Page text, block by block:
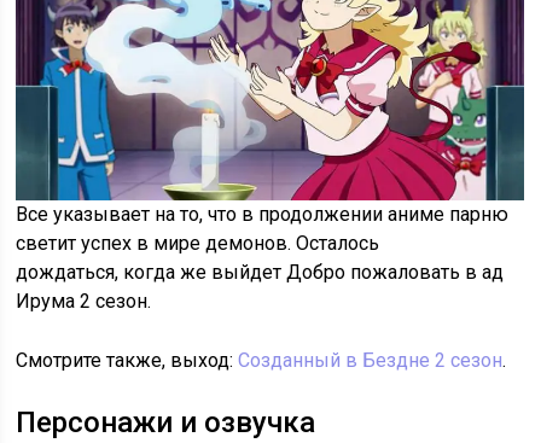
Все указывает на то, что в продолжении аниме парню
светит успех в мире демонов. Осталось
дождаться, когда же выйдет Добро пожаловать в ад
Ирума 2 сезон.
Смотрите также, выход:Созданный в Бездне 2 сезон.
Персонажи и озвучка